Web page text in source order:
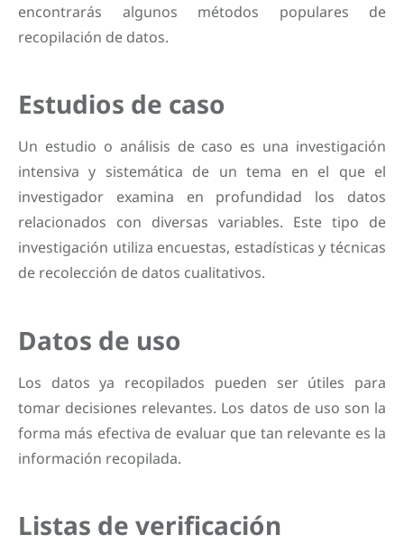
encontrarás algunos métodos populares de
recopilación de datos.
Estudios de caso
Un estudio o análisis de caso es una investigación
intensiva y sistemática de un tema en el que el
investigador examina en profundidad los datos
relacionados con diversas variables. Este tipo de
investigación utiliza encuestas, estadísticas y técnicas
de recolección de datos cualitativos.
Datos de uso
Los datos ya recopilados pueden ser útiles para
tomar decisiones relevantes. Los datos de uso son la
forma más efectiva de evaluar que tan relevante es la
información recopilada.
Listas de verificación